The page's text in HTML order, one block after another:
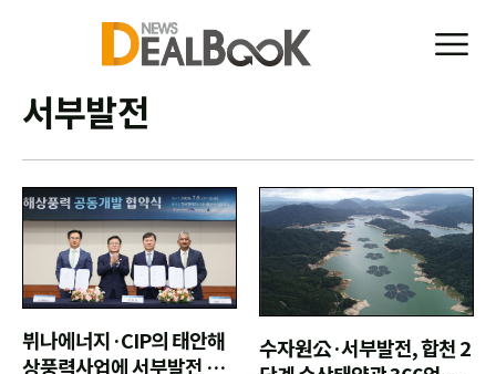
서부발전
뷔나에너지·CIP의 태안해
상풍력사업에 서부발전 합
수자원公·서부발전, 합천 2